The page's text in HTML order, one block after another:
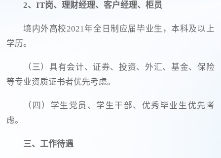
2、IT岗、理财经理、客户经理、柜员
境内外高校2021年全日制应届毕业生，本科及以上
学历。
（三）具有会计、证券、投资、外汇、基金、保险
等专业资质证书者优先考虑。
（四）学生党员、学生干部、优秀毕业生优先考
虑。
三、工作待遇